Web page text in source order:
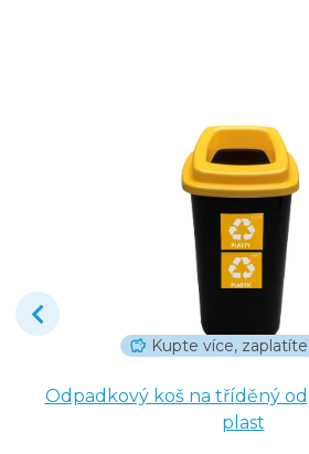
Kupte více,
Odpadkový koš na tříděný
plast